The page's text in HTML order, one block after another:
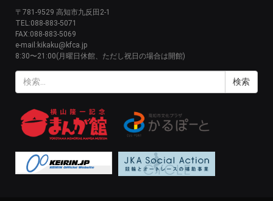
〒781-9529 高知市九反田2-1
TEL:088-883-5071
FAX:088-883-5069
e-mail:kikaku@kfca.jp
8:30〜21:00(月曜日休館、ただし祝日の場合は開館)
検
索: